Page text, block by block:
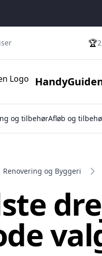
🏆
og tilbehørAfløb og
Renovering og Byggeri